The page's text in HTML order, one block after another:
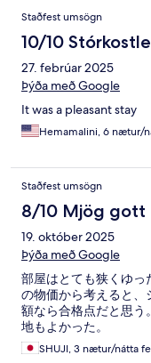
Staðfest umsögn
10/10
27. febrúar 2025
Þýða með Google
It was a pleasant stay
Hemamalini, 6 nætur/
Staðfest umsögn
8/10 Mjög gott
19. október 2025
Þýða með Google
部屋はとても狭くゆ
の物価から考えると、
額なら合格点だと思う
地もよかった。
SHUJI, 3 nætur/nátta